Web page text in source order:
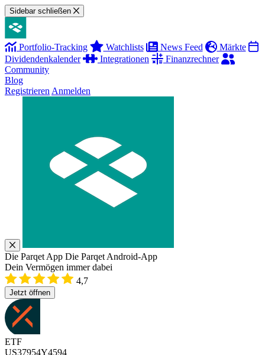
Sidebar schließen
Portfolio-Tracking Watchlists News Feed
Märkte
Dividendenkalender
Integrationen
Finanzrechner
Community
Blog
Registrieren Anmelden
Die Parqet App Die Parqet Android-App
Dein Vermögen immer dabei
4,7
Jetzt öffnen
ETF
US37954Y4594